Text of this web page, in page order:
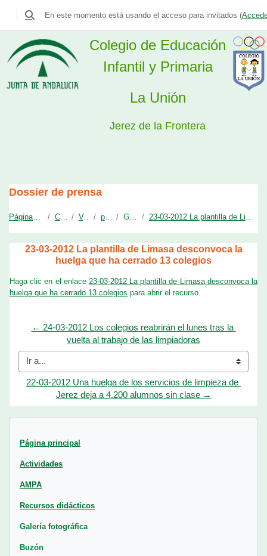
Colegio de Educación
Infantil y Primaria
La Unión
Jerez de la Frontera
Colegio La Unión
Selector de búsqueda de entrada
En este momento está usando el acceso para invitados (
Dossier de prensa
Página Principal Cursos Varios prensa General 23-03-2012 La plantilla de Limasa desconvoca la hu...
23-03-2012 La plantilla de Limasa desconvoca la
huelga que ha cerrado 13 colegios
Haga clic en el enlace 23-03-2012 La plantilla de Limasa desconvoca la
huelga que ha cerrado 13 colegios para abrir el recurso.
← 24-03-2012 Los colegios reabrirán el lunes tras la
vuelta al trabajo de las limpiadoras
Ir a...
22-03-2012 Una huelga de los servicios de limpieza de
Jerez deja a 4.200 alumnos sin clase →
Página principal
Actividades
AMPA
Recursos didácticos
Galería fotográfica
Buzón